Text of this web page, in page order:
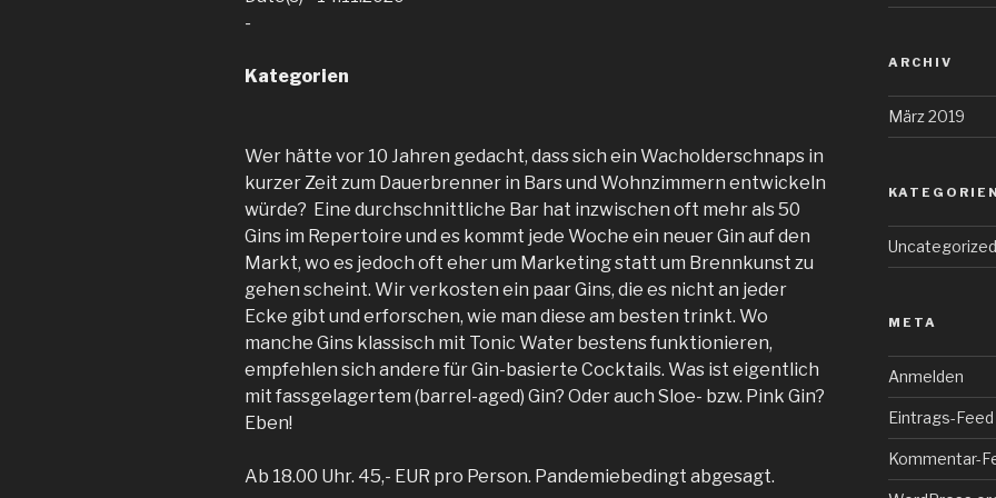
-
Kategorien
Wer hätte vor 10 Jahren gedacht, dass sich ein Wacholderschnaps in
kurzer Zeit zum Dauerbrenner in Bars und Wohnzimmern entwickeln
würde? Eine durchschnittliche Bar hat inzwischen oft mehr als 50
Gins im Repertoire und es kommt jede Woche ein neuer Gin auf den
Markt, wo es jedoch oft eher um Marketing statt um Brennkunst zu
gehen scheint. Wir verkosten ein paar Gins, die es nicht an jeder
Ecke gibt und erforschen, wie man diese am besten trinkt. Wo
manche Gins klassisch mit Tonic Water bestens funktionieren,
empfehlen sich andere für Gin-basierte Cocktails. Was ist eigentlich
mit fassgelagertem (barrel-aged) Gin? Oder auch Sloe- bzw. Pink Gin?
Eben!
Ab 18.00 Uhr. 45,- EUR pro Person. Pandemiebedingt abgesagt.
ARCHIV
März 2019
KATEGORIEN
Uncategorized
META
Anmelden
Eintrags-Feed
Kommentar-